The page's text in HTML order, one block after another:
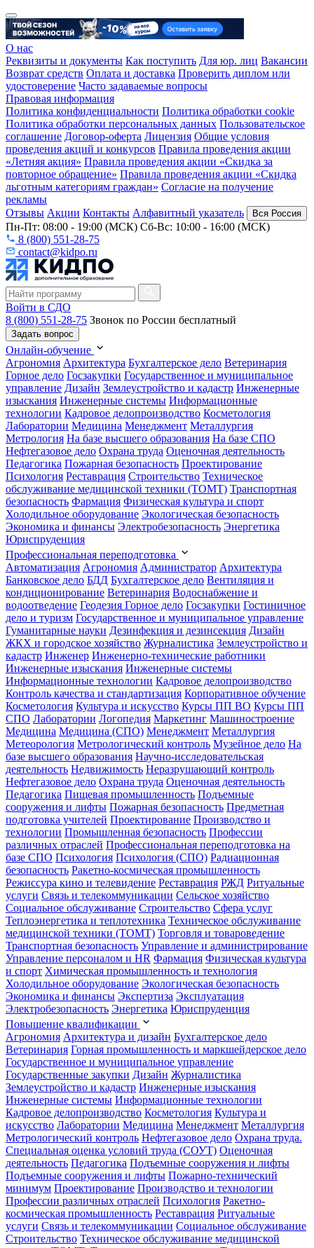
О нас
Реквизиты и документы Как поступить Для юр. лиц Вакансии
Возврат средств Оплата и доставка Проверить диплом или
удостоверение Часто задаваемые вопросы
Правовая информация
Политика конфиденциальности Политика обработки cookie
Политика обработки персональных данных Пользовательское
соглашение Договор-оферта Лицензия Общие условия
проведения акций и конкурсов Правила проведения акции
«Летняя акция» Правила проведения акции «Скидка за
повторное обращение» Правила проведения акции «Скидка
льготным категориям граждан» Согласие на получение
рекламы
Отзывы Акции Контакты Алфавитный указатель Вся Россия
Пн-Пт: 08:00 - 19:00 (МСК) Сб-Вс: 10:00 - 16:00 (МСК)
8 (800) 551-28-75
contact@kidpo.ru
Войти в СДО
8 (800) 551-28-75 Звонок по России бесплатный
Задать вопрос
Онлайн-обучение
Агрономия Архитектура Бухгалтерское дело Ветеринария
Горное дело Госзакупки Государственное и муниципальное
управление Дизайн Землеустройство и кадастр Инженерные
изыскания Инженерные системы Информационные
технологии Кадровое делопроизводство Косметология
Лаборатории Медицина Менеджмент Металлургия
Метрология На базе высшего образования На базе СПО
Нефтегазовое дело Охрана труда Оценочная деятельность
Педагогика Пожарная безопасность Проектирование
Психология Реставрация Строительство Техническое
обслуживание медицинской техники (ТОМТ) Транспортная
безопасность Фармация Физическая культура и спорт
Холодильное оборудование Экологическая безопасность
Экономика и финансы Электробезопасность Энергетика
Юриспруденция
Профессиональная переподготовка
Автоматизация Агрономия Администратор Архитектура
Банковское дело БДД Бухгалтерское дело Вентиляция и
кондиционирование Ветеринария Водоснабжение и
водоотведение Геодезия Горное дело Госзакупки Гостиничное
дело и туризм Государственное и муниципальное управление
Гуманитарные науки Дезинфекция и дезинсекция Дизайн
ЖКХ и городское хозяйство Журналистика Землеустройство и
кадастр Инженер Инженерно-технические работники
Инженерные изыскания Инженерные системы
Информационные технологии Кадровое делопроизводство
Контроль качества и стандартизация Корпоративное обучение
Косметология Культура и искусство Курсы ПП ВО Курсы ПП
СПО Лаборатории Логопедия Маркетинг Машиностроение
Медицина Медицина (СПО) Менеджмент Металлургия
Метеорология Метрологический контроль Музейное дело На
базе высшего образования Научно-исследовательская
деятельность Недвижимость Неразрушающий контроль
Нефтегазовое дело Охрана труда Оценочная деятельность
Педагогика Пищевая промышленность Подъемные
сооружения и лифты Пожарная безопасность Предметная
подготовка учителей Проектирование Производство и
технологии Промышленная безопасность Профессии
различных отраслей Профессиональная переподготовка на
базе СПО Психология Психология (СПО) Радиационная
безопасность Ракетно-космическая промышленность
Режиссура кино и телевидение Реставрация РЖД Ритуальные
услуги Связь и телекоммуникации Сельское хозяйство
Социальное обслуживание Строительство Сфера услуг
Теплоэнергетика и теплотехника Техническое обслуживание
медицинской техники (ТОМТ) Торговля и товароведение
Транспортная безопасность Управление и администрирование
Управление персоналом и HR Фармация Физическая культура
и спорт Химическая промышленность и технология
Холодильное оборудование Экологическая безопасность
Экономика и финансы Экспертиза Эксплуатация
Электробезопасность Энергетика Юриспруденция
Повышение квалификации
Агрономия Архитектура и дизайн Бухгалтерское дело
Ветеринария Горная промышленность и маркшейдерское дело
Государственное и муниципальное управление
Государственные закупки Дизайн Журналистика
Землеустройство и кадастр Инженерные изыскания
Инженерные системы Информационные технологии
Кадровое делопроизводство Косметология Культура и
искусство Лаборатории Медицина Менеджмент Металлургия
Метрологический контроль Нефтегазовое дело Охрана труда.
Специальная оценка условий труда (СОУТ) Оценочная
деятельность Педагогика Подъемные сооружения и лифты
Подъемные сооружения и лифты Пожарно-технический
минимум Проектирование Производство и технологии
Профессии различных отраслей Психология Ракетно-
космическая промышленность Реставрация Ритуальные
услуги Связь и телекоммуникации Социальное обслуживание
Строительство Техническое обслуживание медицинской